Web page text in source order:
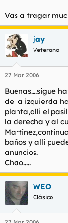
Vas a tragar
jay
Veterano
27 Mar 2006
Buenas....sigue
de la izquierda
planta,alli el
la derecha y al
baños y alli
anuncios.
Chao.....
WEO
Clásico